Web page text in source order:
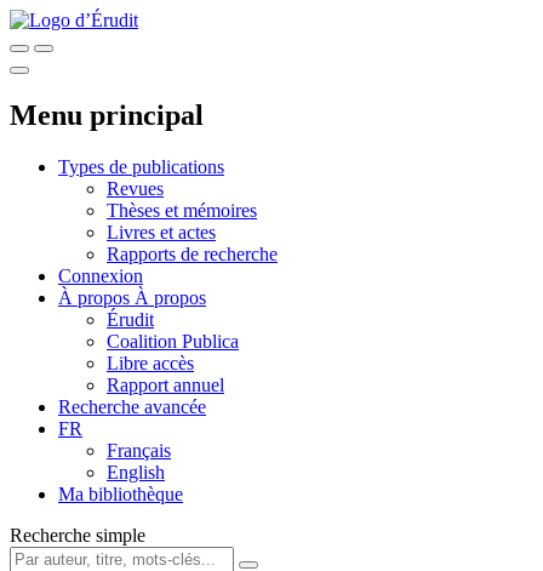
Menu principal
Types de publications
Revues
Thèses et mémoires
Livres et actes
Rapports de recherche
Connexion
À propos À propos
Érudit
Coalition Publica
Libre accès
Rapport annuel
Recherche avancée
FR
Français
English
Ma bibliothèque
Recherche simple